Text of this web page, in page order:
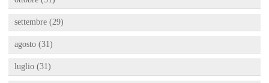
settembre (29)
agosto (31)
luglio (31)